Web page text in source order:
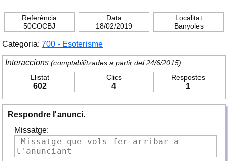
Referència
50COCBJ
Data
18/02/2019
Localitat
Banyoles
Categoria: 700 - Esoterisme
Interaccions (comptabilitzades a partir del 24/6/2015)
Llistat
602
Clics
4
Respostes
1
Respondre l'anunci.
Missatge: